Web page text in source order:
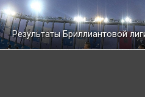
Результаты Бриллиантовой